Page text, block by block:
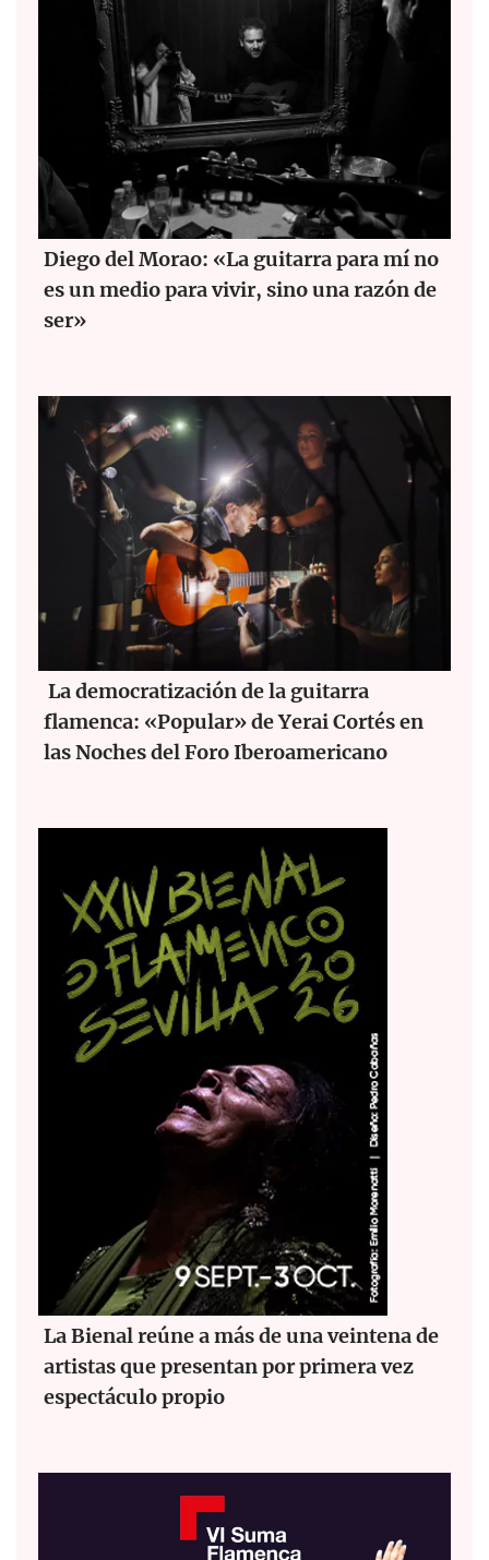
Diego del Morao: «La guitarra para mí no
es un medio para vivir, sino una razón de
ser»
La democratización de la guitarra
flamenca: «Popular» de Yerai Cortés en
las Noches del Foro Iberoamericano
La Bienal reúne a más de una veintena de
artistas que presentan por primera vez
espectáculo propio